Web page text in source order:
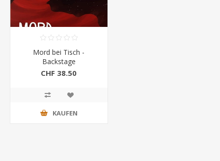
Mord bei Tisch -
Backstage
CHF 38.50
KAUFEN